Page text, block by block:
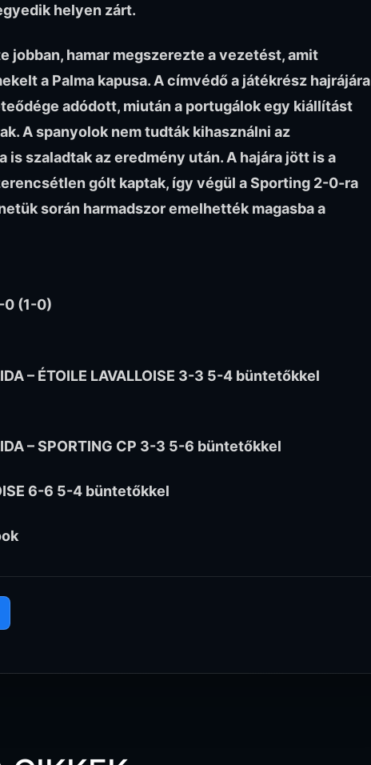
helyen zárt.
jobban, hamar megszerezte a vezetést, amit
a Palma kapusa. A címvédő a játékrész hajrájára
adódott, miután a portugálok egy kiállítást
A spanyolok nem tudták kihasználni az
szaladtak az eredmény után. A hajára jött is a
gólt kaptak, így végül a Sporting 2-0-ra
során harmadszor emelhették magasba a
0 (1-0)
– ÉTOILE LAVALLOISE 3-3 5-4 büntetőkkel
– SPORTING CP 3-3 5-6 büntetőkkel
6-6 5-4 büntetőkkel